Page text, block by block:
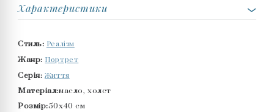
Характеристики
Стиль: Реалізм
Жанр: Портрет
Серія: Життя
Матеріал:масло, холст
Розмір:50x40 см